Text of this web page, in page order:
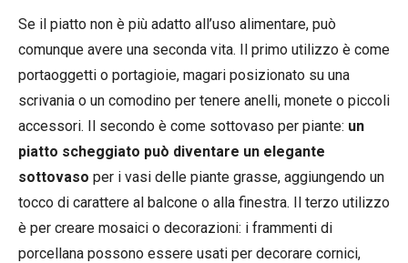
Se il piatto non è più adatto all’uso alimentare, può
comunque avere una seconda vita. Il primo utilizzo è come
portaoggetti o portagioie, magari posizionato su una
scrivania o un comodino per tenere anelli, monete o piccoli
accessori. Il secondo è come sottovaso per piante: un
piatto scheggiato può diventare un elegante
sottovaso per i vasi delle piante grasse, aggiungendo un
tocco di carattere al balcone o alla finestra. Il terzo utilizzo
è per creare mosaici o decorazioni: i frammenti di
porcellana possono essere usati per decorare cornici,